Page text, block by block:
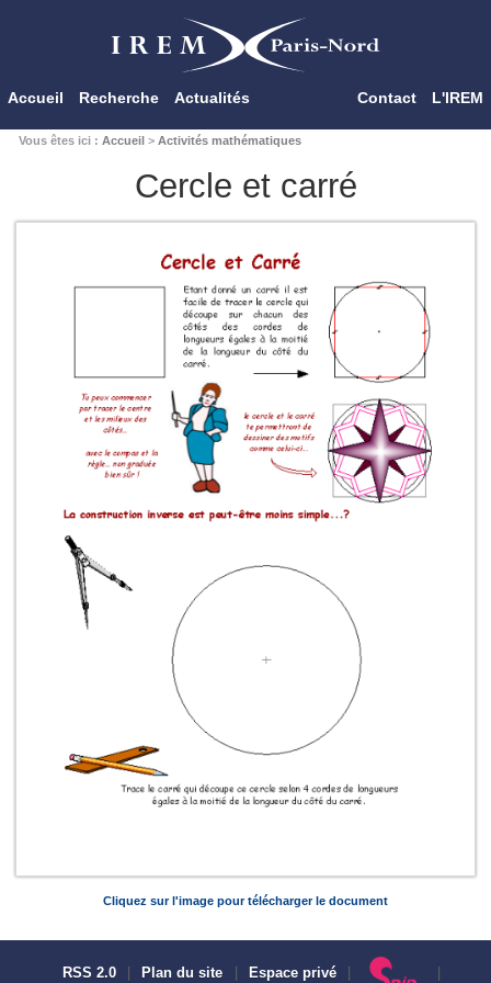
Accueil Recherche Actualités Contact L'IREM
Vous êtes ici : Accueil> Activités mathématiques
Cercle et carré
Cliquez sur l'image pour télécharger le document
RSS 2.0 Plan du site Espace privé